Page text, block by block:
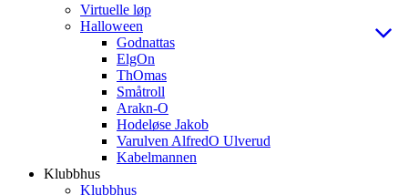
Virtuelle løp
Halloween
Godnattas
ElgOn
ThOmas
Småtroll
Arakn-O
Hodeløse Jakob
Varulven AlfredO Ulverud
Kabelmannen
Klubbhus
Klubbhus